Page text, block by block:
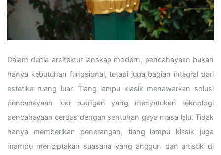
Dalam dunia arsitektur lanskap modern, pencahayaan bukan
hanya kebutuhan fungsional, tetapi juga bagian integral dari
estetika ruang luar. Tiang lampu klasik menawarkan solusi
pencahayaan luar ruangan yang menyatukan teknologi
pencahayaan cerdas dengan sentuhan gaya masa lalu. Tidak
hanya memberikan penerangan, tiang lampu klasik juga
mampu menciptakan suasana yang anggun dan artistik di